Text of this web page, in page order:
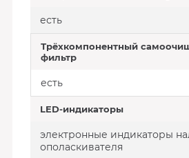
есть
Трёхкомпонентный
фильтр
есть
LED-индикаторы
электронные индикаторы
ополаскивателя